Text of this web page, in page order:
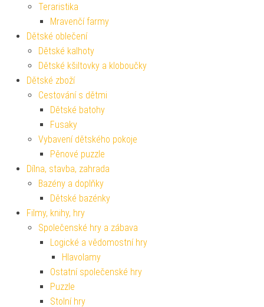
Teraristika
Mravenčí farmy
Dětské oblečení
Dětské kalhoty
Dětské kšiltovky a kloboučky
Dětské zboží
Cestování s dětmi
Dětské batohy
Fusaky
Vybavení dětského pokoje
Pěnové puzzle
Dílna, stavba, zahrada
Bazény a doplňky
Dětské bazénky
Filmy, knihy, hry
Společenské hry a zábava
Logické a vědomostní hry
Hlavolamy
Ostatní společenské hry
Puzzle
Stolní hry